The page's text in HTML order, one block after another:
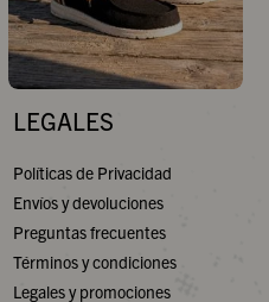
LEGALES
Políticas de Privacidad
Envíos y devoluciones
Preguntas frecuentes
Términos y condiciones
Legales y promociones